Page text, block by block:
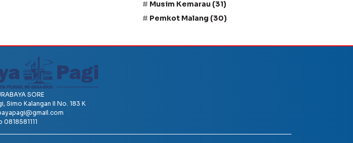
Musim Kemarau (31)
Pemkot Malang (30)
SORE
Simo Kalangan II No. 183 K
0818581111